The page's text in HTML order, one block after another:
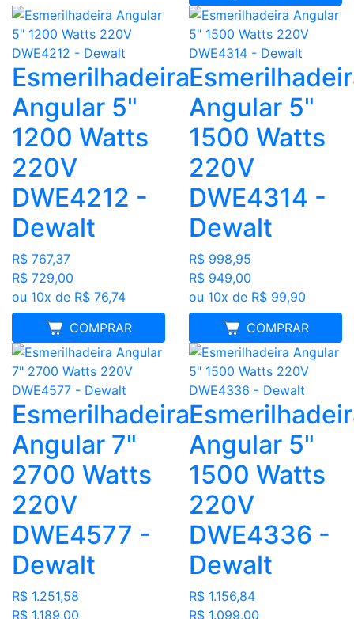
Esmerilhadeira
Angular 5"
1200 Watts
220V
DWE4212 -
Dewalt
R$ 767,37
R$ 729,00
ou 10x de R$ 76,74
COMPRAR
FRETE GRÁTIS
Angular 5"
1500 Watts
220V
DWE4314 -
Dewalt
R$ 998,95
R$ 949,00
ou 10x de R$ 99,90
COMPRAR
FRETE GRÁTIS
Esmerilhadeira
Angular 7"
2700 Watts
220V
DWE4577 -
Dewalt
R$ 1.251,58
R$ 1.189,00
Angular 5"
1500 Watts
220V
DWE4336 -
Dewalt
R$ 1.156,84
R$ 1.099,00